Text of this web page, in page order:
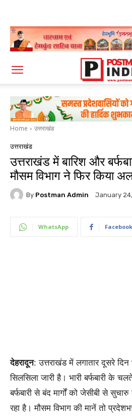
Home उत्तराखंड
उत्तराखंड
उत्तराखंड में बारिश और
मौसम विभाग ने फिर किया
By Postman Admin January
WhatsApp Facebook
देहरादून: उत्तराखंड में लगातार दूसरे दिन
सिलसिला जारी है। भारी बर्फबारी के
बर्फबारी से बंद मार्गों को जेसीबी से
रहा है। मौसम विभाग की मानें तो